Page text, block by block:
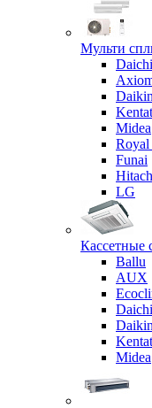
Мульти
Daichi
Daikin
Midea
Royal
Funai
LG
Кассетные
Ballu
AUX
Daichi
Daikin
Midea